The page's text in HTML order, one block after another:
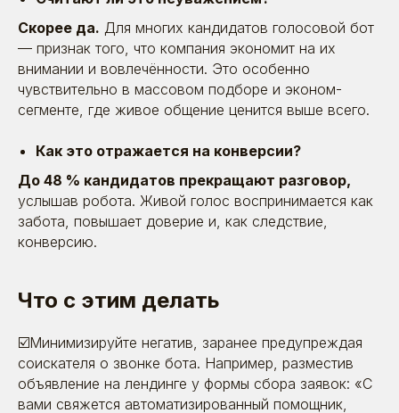
Скорее да. Для многих кандидатов голосовой бот
— признак того, что компания экономит на их
внимании и вовлечённости. Это особенно
чувствительно в массовом подборе и эконом-
сегменте, где живое общение ценится выше всего.
Как это отражается на конверсии?
До 48 % кандидатов прекращают разговор,
услышав робота. Живой голос воспринимается как
забота, повышает доверие и, как следствие,
конверсию.
Что с этим делать
☑️Минимизируйте негатив, заранее предупреждая
соискателя о звонке бота. Например, разместив
объявление на лендинге у формы сбора заявок: «С
вами свяжется автоматизированный помощник,